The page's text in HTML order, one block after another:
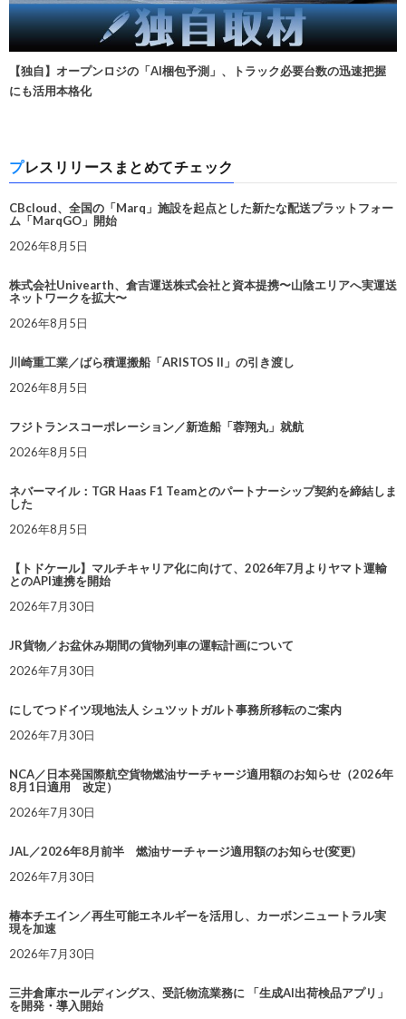
【独自】オープンロジの「AI梱包予測」、トラック必要台数の迅速把握
にも活用本格化
プレスリリースまとめてチェック
CBcloud、全国の「Marq」施設を起点とした新たな配送プラットフォー
ム「MarqGO」開始
2026年8月5日
株式会社Univearth、倉吉運送株式会社と資本提携〜山陰エリアへ実運送
ネットワークを拡大〜
2026年8月5日
川崎重工業／ばら積運搬船「ARISTOS II」の引き渡し
2026年8月5日
フジトランスコーポレーション／新造船「蓉翔丸」就航
2026年8月5日
ネバーマイル：TGR Haas F1 Teamとのパートナーシップ契約を締結しま
した
2026年8月5日
【トドケール】マルチキャリア化に向けて、2026年7月よりヤマト運輸
とのAPI連携を開始
2026年7月30日
JR貨物／お盆休み期間の貨物列車の運転計画について
2026年7月30日
にしてつドイツ現地法人 シュツットガルト事務所移転のご案内
2026年7月30日
NCA／日本発国際航空貨物燃油サーチャージ適用額のお知らせ（2026年
8月1日適用 改定）
2026年7月30日
JAL／2026年8月前半 燃油サーチャージ適用額のお知らせ(変更)
2026年7月30日
椿本チエイン／再生可能エネルギーを活用し、カーボンニュートラル実
現を加速
2026年7月30日
三井倉庫ホールディングス、受託物流業務に 「生成AI出荷検品アプリ」
を開発・導入開始